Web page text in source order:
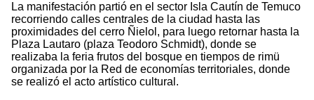
La manifestación partió en el sector Isla Cautín de Temuco
recorriendo calles centrales de la ciudad hasta las
proximidades del cerro Ñielol, para luego retornar hasta la
Plaza Lautaro (plaza Teodoro Schmidt), donde se
realizaba la feria frutos del bosque en tiempos de rimü
organizada por la Red de economías territoriales, donde
se realizó el acto artístico cultural.